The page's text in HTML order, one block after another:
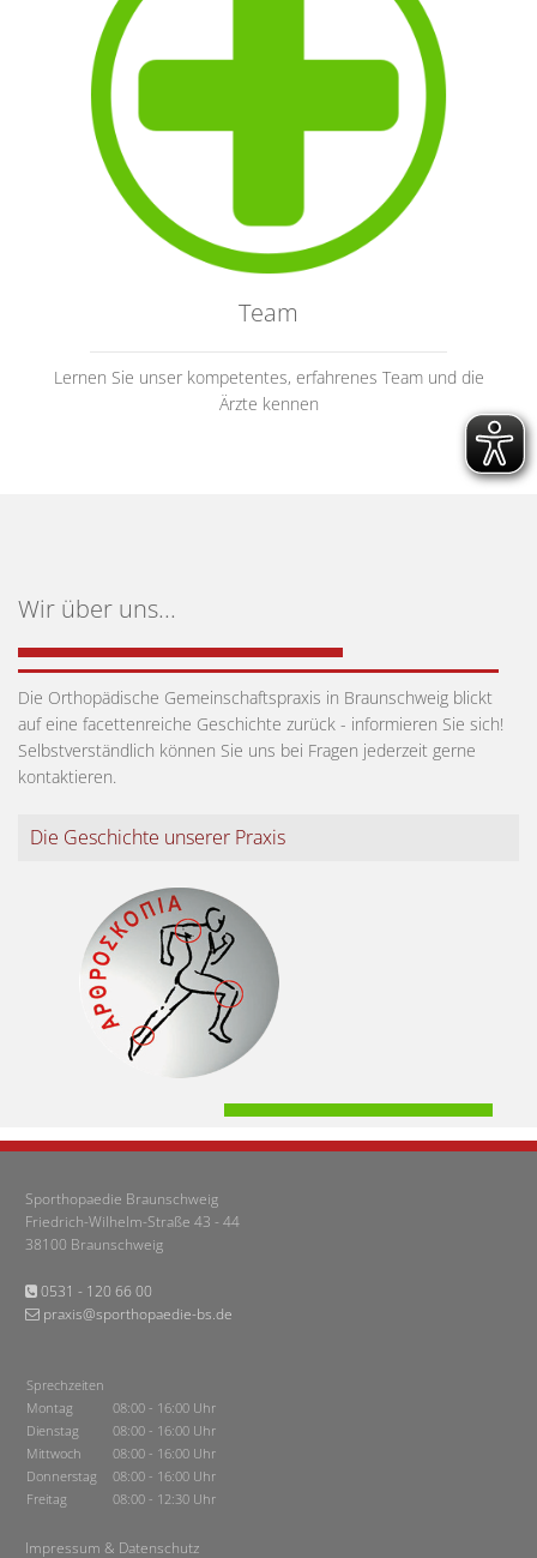
Team
Lernen Sie unser kompetentes, erfahrenes Team und die
Ärzte kennen
Wir über uns...
Die Orthopädische Gemeinschaftspraxis in Braunschweig blickt
auf eine facettenreiche Geschichte zurück - informieren Sie sich!
Selbstverständlich können Sie uns bei Fragen jederzeit gerne
kontaktieren.
Die Geschichte unserer Praxis
Sporthopaedie Braunschweig
Friedrich-Wilhelm-Straße 43 - 44
38100 Braunschweig
 0531 - 120 66 00
 praxis@sporthopaedie-bs.de
Sprechzeiten
Montag
08:00 - 16:00 Uhr
Dienstag
08:00 - 16:00 Uhr
Mittwoch
08:00 - 16:00 Uhr
Donnerstag
08:00 - 16:00 Uhr
Freitag
08:00 - 12:30 Uhr
Impressum & Datenschutz